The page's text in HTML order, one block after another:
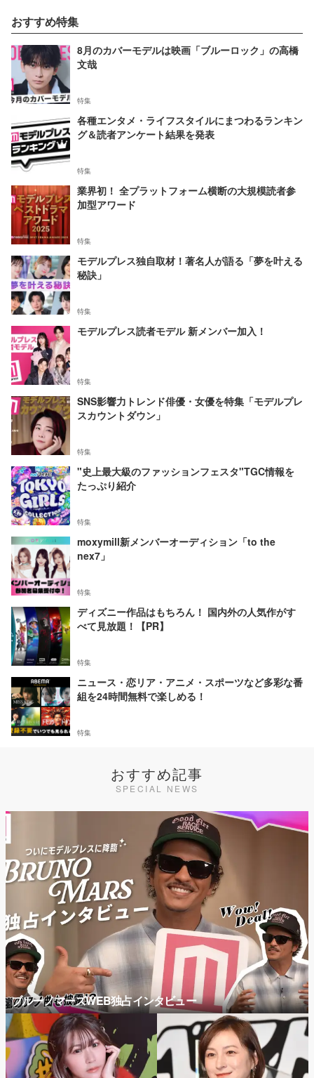
おすすめ特集
8月のカバーモデルは映画「ブルーロック」の高橋
文哉
特集
各種エンタメ・ライフスタイルにまつわるランキン
グ＆読者アンケート結果を発表
特集
業界初！ 全プラットフォーム横断の大規模読者参
加型アワード
特集
モデルプレス独自取材！著名人が語る「夢を叶える
秘訣」
特集
モデルプレス読者モデル 新メンバー加入！
特集
SNS影響力トレンド俳優・女優を特集「モデルプレ
スカウントダウン」
特集
"史上最大級のファッションフェスタ"TGC情報を
たっぷり紹介
特集
moxymill新メンバーオーディション「to the
nex7」
特集
ディズニー作品はもちろん！ 国内外の人気作がす
べて見放題！【PR】
特集
ニュース・恋リア・アニメ・スポーツなど多彩な番
組を24時間無料で楽しめる！
特集
おすすめ記事
SPECIAL NEWS
ブルーノマーズWEB独占インタビュー